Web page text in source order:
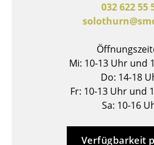
Freischwinger
Bänke & Liegen
032 622 55
Mi: 10-13 Uhr und
Do: 14-18
Fr: 10-13 Uhr und
Sa: 10-16
Verfügbarkeit